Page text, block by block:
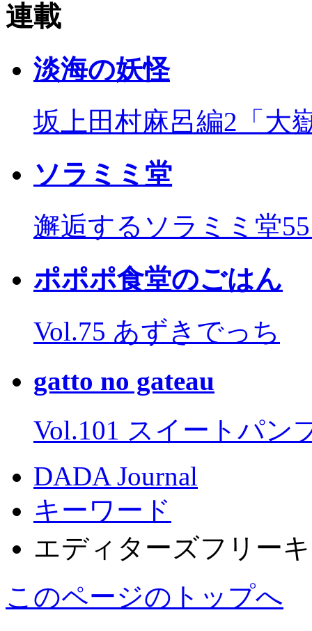
連載
淡海の妖怪
坂上田村麻呂編2「大
ソラミミ堂
邂逅するソラミミ堂
ポポポ食堂のごはん
Vol.75 あずきでっち
gatto no gateau
Vol.101 スイートパン
DADA Journal
キーワード
エディターズフリー
このページのトップへ